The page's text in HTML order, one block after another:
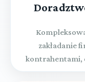
zakładanie
kontrahentami,